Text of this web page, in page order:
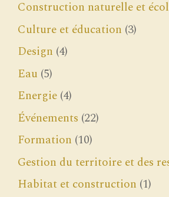
Construction naturelle et
Culture et éducation (3)
Design (4)
Eau (5)
Energie (4)
Événements (22)
Formation (10)
Gestion du territoire et des
Habitat et construction (1)